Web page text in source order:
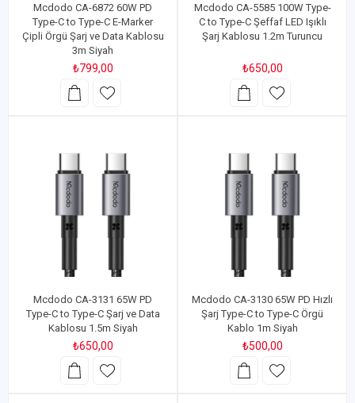
Mcdodo CA-6872 60W PD
Type-C to Type-C E-Marker
Çipli Örgü Şarj ve Data Kablosu
3m Siyah
₺799,00
Mcdodo CA-5585 100W Type-
C to Type-C Şeffaf LED Işıklı
Şarj Kablosu 1.2m Turuncu
₺650,00
Mcdodo CA-3131 65W PD
Type-C to Type-C Şarj ve Data
Kablosu 1.5m Siyah
₺650,00
Mcdodo CA-3130 65W PD Hızlı
Şarj Type-C to Type-C Örgü
Kablo 1m Siyah
₺500,00